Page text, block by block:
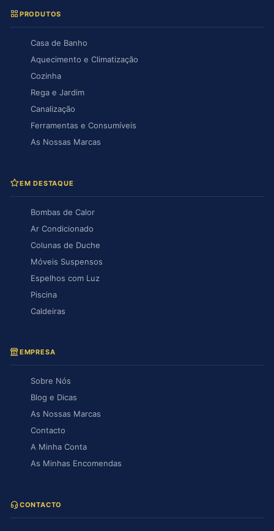
PRODUTOS
Casa de Banho
Aquecimento e Climatização
Cozinha
Rega e Jardim
Canalização
Ferramentas e Consumíveis
As Nossas Marcas
EM DESTAQUE
Bombas de Calor
Ar Condicionado
Colunas de Duche
Móveis Suspensos
Espelhos com Luz
Piscina
Caldeiras
EMPRESA
Sobre Nós
Blog e Dicas
As Nossas Marcas
Contacto
A Minha Conta
As Minhas Encomendas
CONTACTO